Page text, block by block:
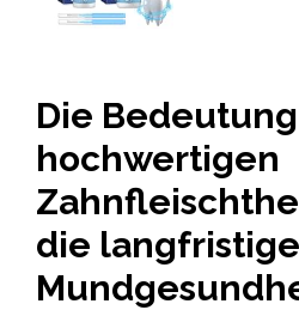
Die
hochwertigen
die langfristige